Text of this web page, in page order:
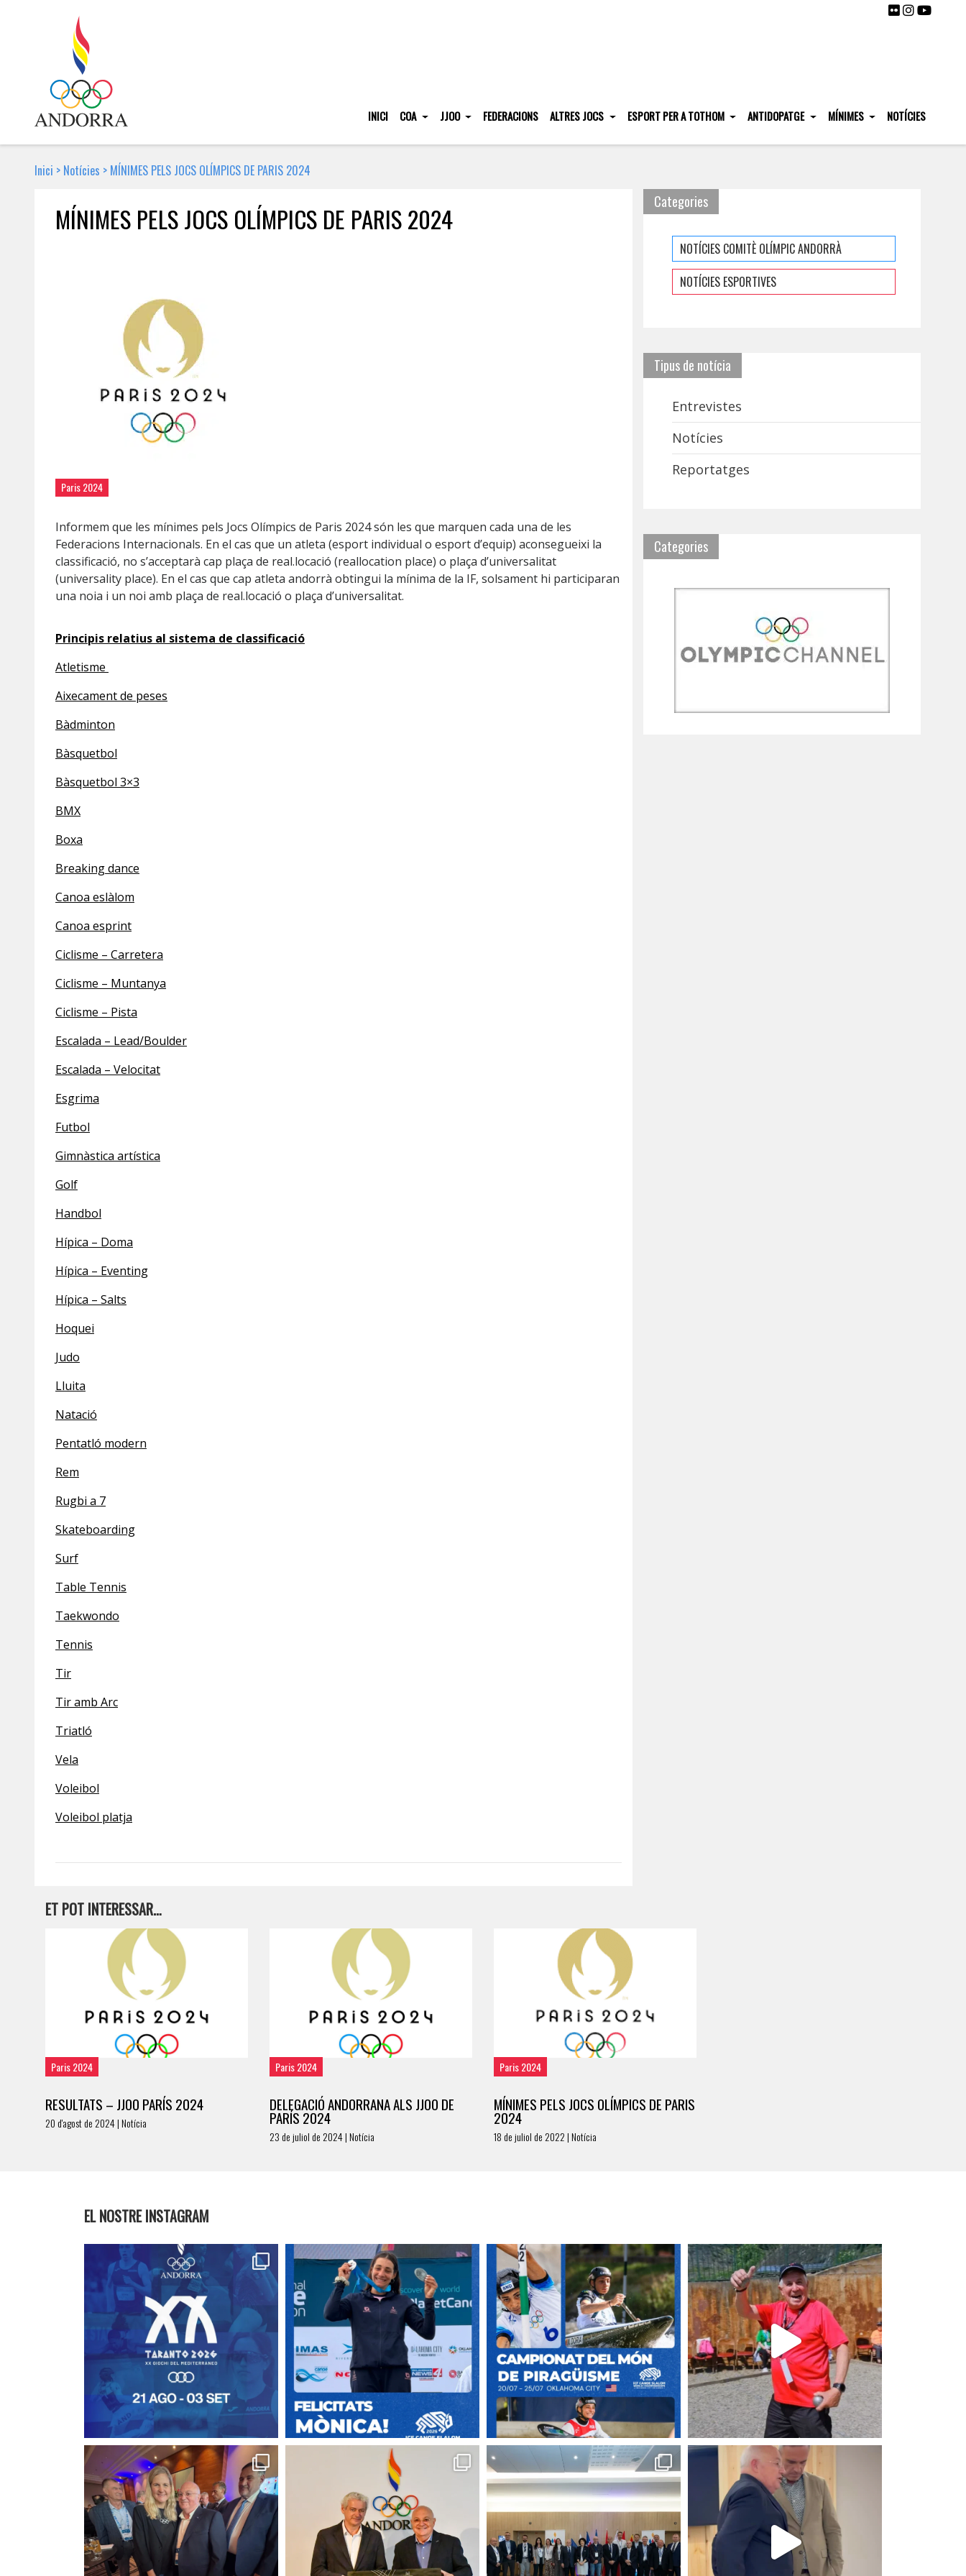
INICI COA JJOO FEDERACIONS ALTRES JOCS ESPORT PER A TOTHOM ANTIDOPATGE MÍNIMES NOTÍCIES
Inici > Notícies > MÍNIMES PELS JOCS OLÍMPICS DE PARIS 2024
MÍNIMES PELS JOCS OLÍMPICS DE PARIS 2024
Paris 2024
Informem que les mínimes pels Jocs Olímpics de Paris 2024 són les que marquen cada una de les
Federacions Internacionals. En el cas que un atleta (esport individual o esport d’equip) aconsegueixi la
classificació, no s’acceptarà cap plaça de real.locació (reallocation place) o plaça d’universalitat
(universality place). En el cas que cap atleta andorrà obtingui la mínima de la IF, solsament hi participaran
una noia i un noi amb plaça de real.locació o plaça d’universalitat.
Principis relatius al sistema de classificació
Atletisme
Aixecament de peses
Bàdminton
Bàsquetbol
Bàsquetbol 3×3
BMX
Boxa
Breaking dance
Canoa eslàlom
Canoa esprint
Ciclisme – Carretera
Ciclisme – Muntanya
Ciclisme – Pista
Escalada – Lead/Boulder
Escalada – Velocitat
Esgrima
Futbol
Gimnàstica artística
Golf
Handbol
Hípica – Doma
Hípica – Eventing
Hípica – Salts
Hoquei
Judo
Lluita
Natació
Pentatló modern
Rem
Rugbi a 7
Skateboarding
Surf
Table Tennis
Taekwondo
Tennis
Tir
Tir amb Arc
Triatló
Vela
Voleibol
Voleibol platja
Categories
NOTÍCIES COMITÈ OLÍMPIC ANDORRÀ
NOTÍCIES ESPORTIVES
Tipus de notícia
Entrevistes
Notícies
Reportatges
Categories
ET POT INTERESSAR…
Paris 2024
RESULTATS – JJOO PARÍS 2024
20 d'agost de 2024 | Notícia
Paris 2024
DELEGACIÓ ANDORRANA ALS JJOO DE
PARÍS 2024
23 de juliol de 2024 | Notícia
Paris 2024
MÍNIMES PELS JOCS OLÍMPICS DE PARIS
2024
18 de juliol de 2022 | Notícia
EL NOSTRE INSTAGRAM